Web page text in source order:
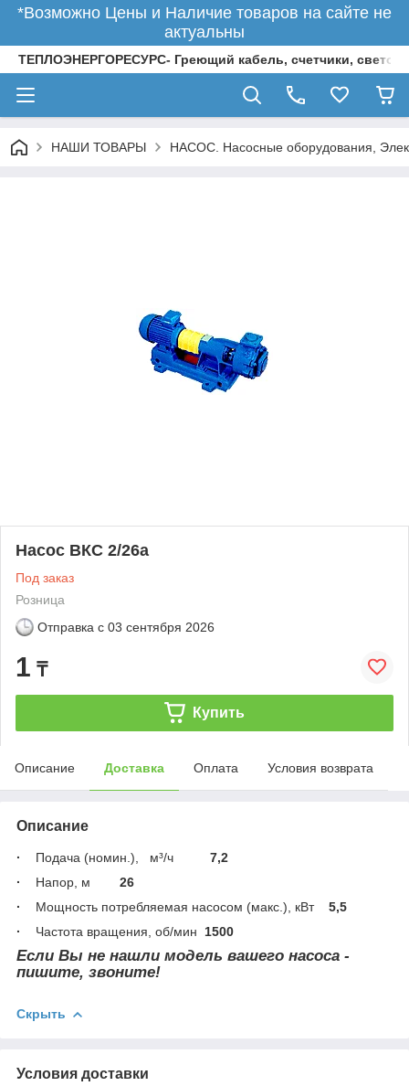
*Возможно Цены и Наличие товаров на сайте не
актуальны
ТЕПЛОЭНЕРГОРЕСУРС- Греющий кабель, счетчики,
НАШИ ТОВАРЫ НАСОС. Насосные оборудования,
Насос ВКС 2/26а
Под заказ
Розница
Отправка с 03 сентября 2026
1 ₸
Купить
Описание Доставка Оплата Условия возврата
Описание
· Подача (номин.), м³/ч 7,2
·
Напор, м 26
·
Мощность потребляемая насосом (макс.), кВт 5,5
·
Частота вращения, об/мин 1500
Если Вы не нашли модель вашего насоса -
пишите, звоните!
Скрыть
Условия доставки